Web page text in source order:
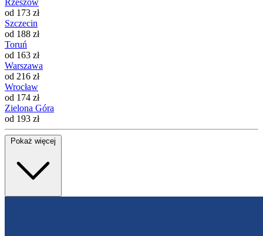
Rzeszów
od 173 zł
Szczecin
od 188 zł
Toruń
od 163 zł
Warszawa
od 216 zł
Wrocław
od 174 zł
Zielona Góra
od 193 zł